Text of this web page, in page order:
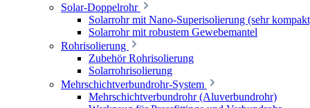
Solar-Doppelrohr
Solarrohr mit Nano-Superisolierung (sehr
Solarrohr mit robustem Gewebemantel
Rohrisolierung
Zubehör Rohrisolierung
Solarrohrisolierung
Mehrschichtverbundrohr-System
Mehrschichtverbundrohr (Aluverbundrohr)